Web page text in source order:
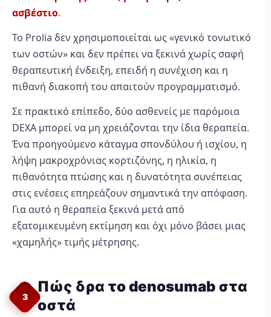
ασβέστιο.
Το Prolia δεν χρησιμοποιείται ως «γενικό τονωτικό
των οστών» και δεν πρέπει να ξεκινά χωρίς σαφή
θεραπευτική ένδειξη, επειδή η συνέχιση και η
πιθανή διακοπή του απαιτούν προγραμματισμό.
Σε πρακτικό επίπεδο, δύο ασθενείς με παρόμοια
DEXA μπορεί να μη χρειάζονται την ίδια θεραπεία.
Ένα προηγούμενο κάταγμα σπονδύλου ή ισχίου, η
λήψη μακροχρόνιας κορτιζόνης, η ηλικία, η
πιθανότητα πτώσης και η δυνατότητα συνέπειας
στις ενέσεις επηρεάζουν σημαντικά την απόφαση.
Για αυτό η θεραπεία ξεκινά μετά από
εξατομικευμένη εκτίμηση και όχι μόνο βάσει μιας
«χαμηλής» τιμής μέτρησης.
3
Πώς δρα το denosumab στα
οστά